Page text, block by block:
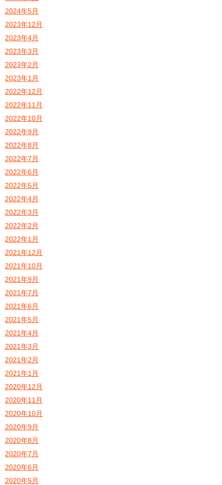
2024年5月
2023年12月
2023年4月
2023年3月
2023年2月
2023年1月
2022年12月
2022年11月
2022年10月
2022年9月
2022年8月
2022年7月
2022年6月
2022年5月
2022年4月
2022年3月
2022年2月
2022年1月
2021年12月
2021年10月
2021年9月
2021年7月
2021年6月
2021年5月
2021年4月
2021年3月
2021年2月
2021年1月
2020年12月
2020年11月
2020年10月
2020年9月
2020年8月
2020年7月
2020年6月
2020年5月